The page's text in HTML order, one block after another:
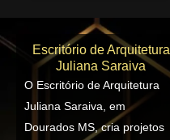
Escritório de Arquitetura
Juliana Saraiva
O Escritório de Arquitetura
Juliana Saraiva, em
Dourados MS, cria projetos